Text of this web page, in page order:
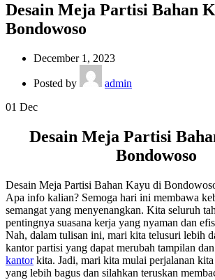
Desain Meja Partisi Bahan
Bondowoso
December 1, 2023
Posted by
admin
01 Dec
Desain Meja Partisi
Bondowoso
Desain Meja Partisi Bahan Kayu di
Apa info kalian? Semoga hari ini membawa
semangat yang menyenangkan. Kita seluruh
pentingnya suasana kerja yang nyaman dan
Nah, dalam tulisan ini, mari kita telusuri lebih
kantor partisi yang dapat merubah tampilan
kantorkita. Jadi, mari kita mulai perjalanan
yang lebih bagus dan silahkan teruskan